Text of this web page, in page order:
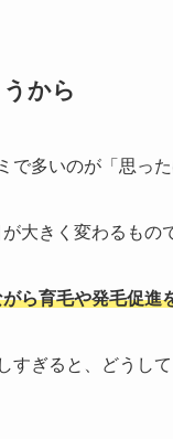
から
多いのが「思っ
大きく変わるもの
ら育毛や発毛促進
すぎると、どうし